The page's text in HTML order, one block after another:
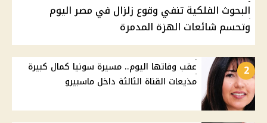
البحوث الفلكية تنفي وقوع زلزال في مصر اليوم
وتحسم شائعات الهزة المدمرة
2
عقب وفاتها اليوم.. مسيرة سونيا كمال كبيرة
مذيعات القناة الثالثة داخل ماسبيرو